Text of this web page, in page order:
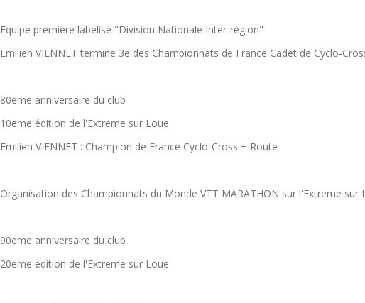
Equipe première labelisé "Division Nationale Inter-région"
Emilien VIENNET termine 3e des Championnats de France Cadet de Cyclo-
80eme anniversaire du club
10eme édition de l'Extreme sur Loue
Emilien VIENNET : Champion de France Cyclo-Cross + Route
Organisation des Championnats du Monde VTT MARATHON sur l'Extreme sur
90eme anniversaire du club
20eme édition de l'Extreme sur Loue